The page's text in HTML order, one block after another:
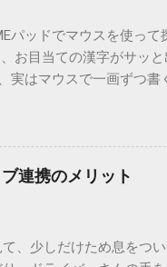
パッドでマウスを使って
お目当ての漢字がサッ
実はマウスで一画ずつ書
」のテクニックを詳し
ん。 1. なぜ「変換」し
うか。その理由は、パ
（日本産業規格）によ
非常に古い漢字（旧字
ン上のすべての文字には
連携のメリット
、少しだけため息をつ